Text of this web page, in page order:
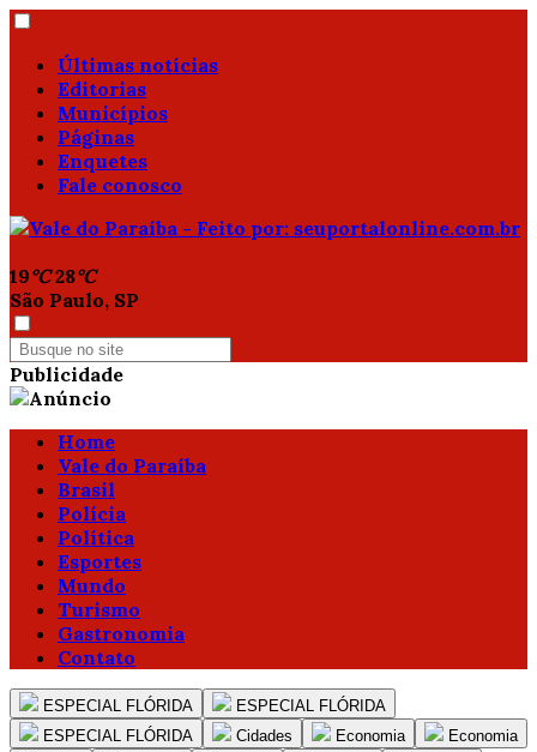
Últimas notícias
Editorias
Municípios
Páginas
Enquetes
Fale conosco
19°C 28°C
São Paulo, SP
Publicidade
Home
Vale do Paraíba
Brasil
Polícia
Política
Esportes
Mundo
Turismo
Gastronomia
Contato
ESPECIAL FLÓRIDA
ESPECIAL FLÓRIDA
ESPECIAL FLÓRIDA
Cidades Economia
Economia